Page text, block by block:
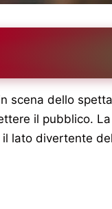
scena dello
il pubblico.
lato divertente